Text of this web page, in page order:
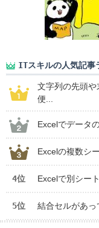
ITスキルの人気記事
文字列の先頭や
便...
Excelでデータ
Excelの複数シ
4位 Excelで別シー
5位 結合セルがあっ